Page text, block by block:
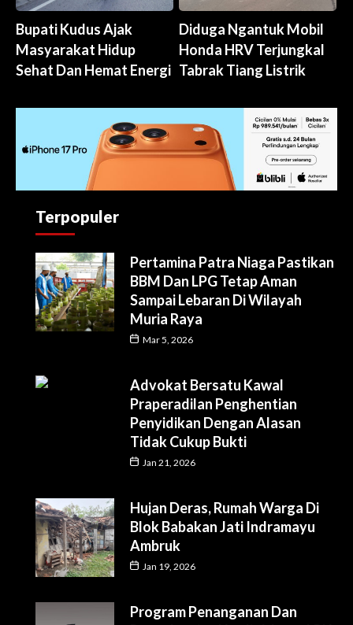
Bupati Kudus Ajak
Masyarakat Hidup
Sehat Dan Hemat Energi
Diduga Ngantuk Mobil
Honda HRV Terjungkal
Tabrak Tiang Listrik
Terpopuler
Pertamina Patra Niaga Pastikan
BBM Dan LPG Tetap Aman
Sampai Lebaran Di Wilayah
Muria Raya
Mar 5, 2026
Advokat Bersatu Kawal
Praperadilan Penghentian
Penyidikan Dengan Alasan
Tidak Cukup Bukti
Jan 21, 2026
Hujan Deras, Rumah Warga Di
Blok Babakan Jati Indramayu
Ambruk
Jan 19, 2026
Program Penanganan Dan